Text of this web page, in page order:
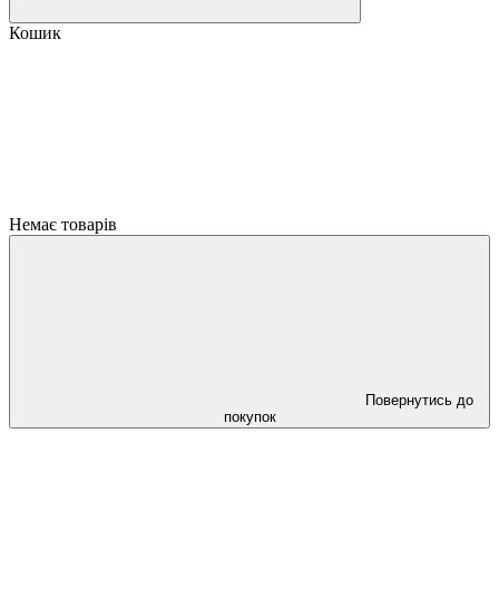
Кошик
Немає товарів
Повернутись до
покупок